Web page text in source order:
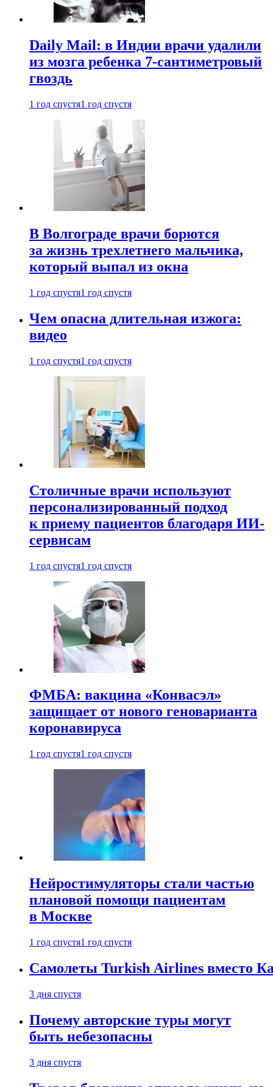
Daily Mail: в Индии врачи удалили
из мозга ребенка 7-сантиметровый
гвоздь
1 год спустя1 год спустя
В Волгограде врачи борются
за жизнь трехлетнего мальчика,
который выпал из окна
1 год спустя1 год спустя
Чем опасна длительная изжога:
видео
1 год спустя1 год спустя
Столичные врачи используют
персонализированный подход
к приему пациентов благодаря ИИ-
сервисам
1 год спустя1 год спустя
ФМБА: вакцина «Конвасэл»
защищает от нового геноварианта
коронавируса
1 год спустя1 год спустя
Нейростимуляторы стали частью
плановой помощи пациентам
в Москве
1 год спустя1 год спустя
Самолеты Turkish Airlines вместо
3 дня спустя
Почему авторские туры могут
быть небезопасны
3 дня спустя